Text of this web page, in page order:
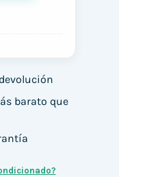
barato que